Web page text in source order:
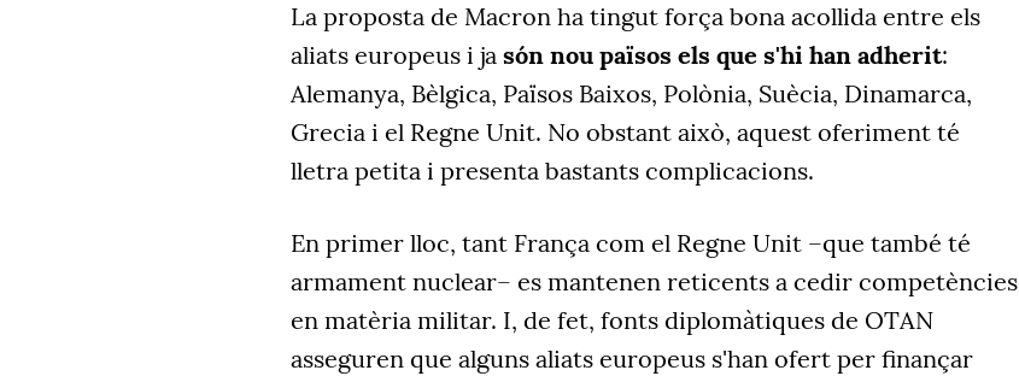
La proposta de Macron ha tingut força bona acollida entre els
aliats europeus i ja són nou països els que s'hi han adherit:
Alemanya, Bèlgica, Països Baixos, Polònia, Suècia, Dinamarca,
Grecia i el Regne Unit. No obstant això, aquest oferiment té
lletra petita i presenta bastants complicacions.
En primer lloc, tant França com el Regne Unit –que també té
armament nuclear– es mantenen reticents a cedir competències
en matèria militar. I, de fet, fonts diplomàtiques de OTAN
asseguren que alguns aliats europeus s'han ofert per finançar